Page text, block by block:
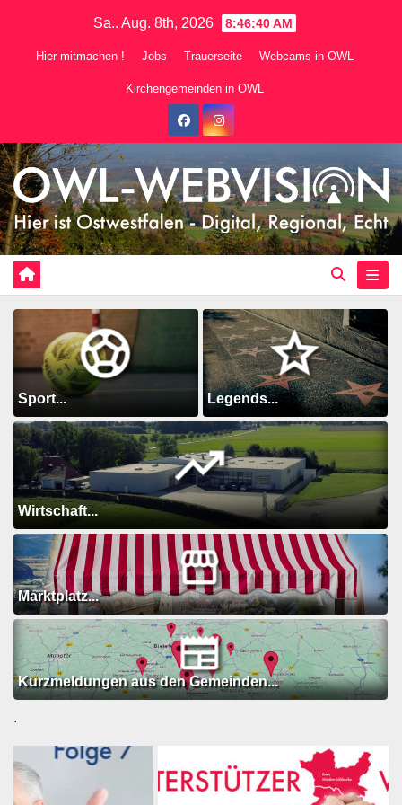
Sa.. Aug. 8th, 2026 8:46:41 AM
Hier mitmachen ! Jobs Trauerseite Webcams in OWL
Kirchengemeinden in OWL
Sport... Legends...
Wirtschaft...
Marktplatz...
Kurzmeldungen aus den Gemeinden...
.